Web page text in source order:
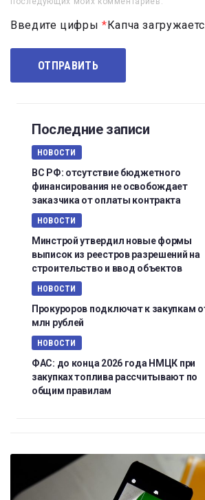
Введите цифры * Капча
Последние записи
НОВОСТИ
ВС РФ: отсутствие бюджетного
финансирования не освобождает
заказчика от оплаты контракта
НОВОСТИ
Минстрой утвердил новые формы
выписок из реестров разрешений на
строительство и ввод объектов
НОВОСТИ
Прокуроров подключат к закупкам
млн рублей
НОВОСТИ
ФАС: до конца 2026 года НМЦК при
закупках топлива рассчитывают по
общим правилам